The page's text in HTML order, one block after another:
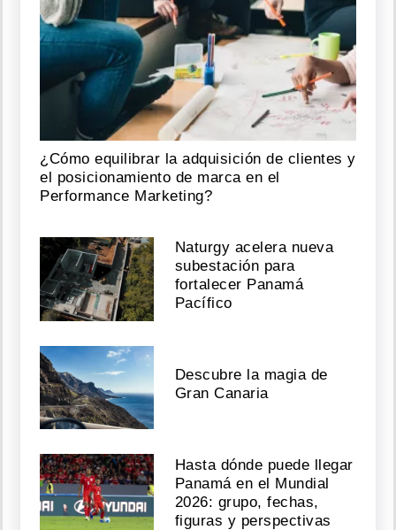
¿Cómo equilibrar la adquisición de clientes y
el posicionamiento de marca en el
Performance Marketing?
Naturgy acelera nueva
subestación para
fortalecer Panamá
Pacífico
Descubre la magia de
Gran Canaria
Hasta dónde puede llegar
Panamá en el Mundial
2026: grupo, fechas,
figuras y perspectivas